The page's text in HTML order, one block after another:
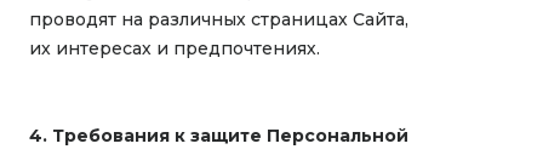
проводят на различных страницах Сайта,
их интересах и предпочтениях.
4. Требования к защите Персональной